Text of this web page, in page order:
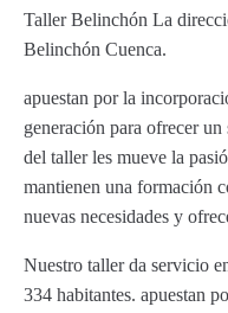
Taller Belinchón La
Belinchón Cuenca.
apuestan por la
generación para ofrecer
del taller les mueve la
mantienen una formación
nuevas necesidades y
Nuestro taller da servicio
334 habitantes. apuestan